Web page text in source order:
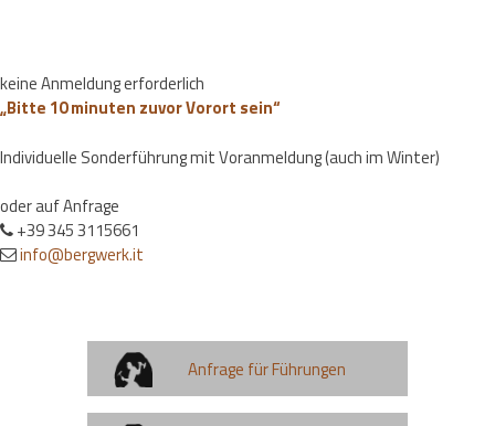
keine Anmeldung erforderlich
„Bitte 10 minuten zuvor Vorort sein“
Individuelle Sonderführung mit Voranmeldung (auch im Winter)
oder auf Anfrage
+39 345 3115661
info@bergwerk.it
Anfrage für Führungen